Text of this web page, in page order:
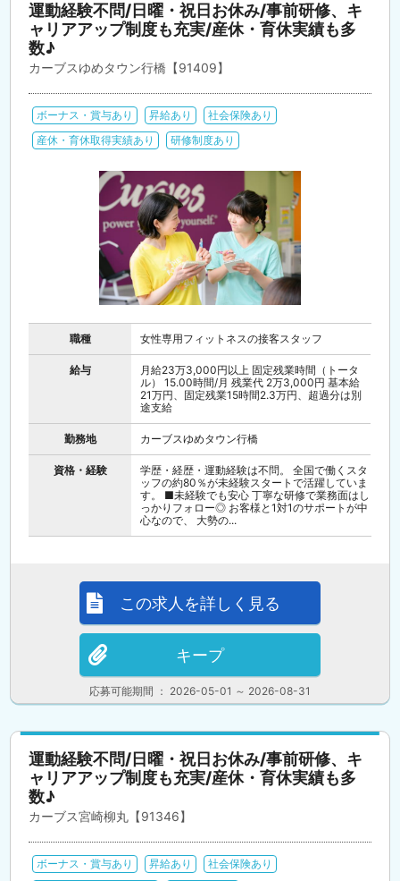
運動経験不問/日曜・祝日お休み/事前研修、キ
ャリアアップ制度も充実/産休・育休実績も多
数♪
カーブスゆめタウン行橋【91409】
ボーナス・賞与あり 昇給あり
社会保険あり
産休・育休取得実績あり
研修制度あり
職種 女性専用フィットネスの接客スタッフ
給与
月給23万3,000円以上 固定残業時間（トータ
ル） 15.00時間/月 残業代 2万3,000円 基本給
21万円、固定残業15時間2.3万円、超過分は別
途支給
勤務地 カーブスゆめタウン行橋
資格・経験
学歴・経歴・運動経験は不問。 全国で働くスタ
ッフの約80％が未経験スタートで活躍していま
す。 ■未経験でも安心 丁寧な研修で業務面はし
っかりフォロー◎ お客様と1対1のサポートが中
心なので、 大勢の...
応募可能期間 ： 2026-05-01 ～ 2026-08-31
この求人を詳しく見る
キープ
運動経験不問/日曜・祝日お休み/事前研修、キ
ャリアアップ制度も充実/産休・育休実績も多
数♪
カーブス宮崎柳丸【91346】
ボーナス・賞与あり 昇給あり
社会保険あり